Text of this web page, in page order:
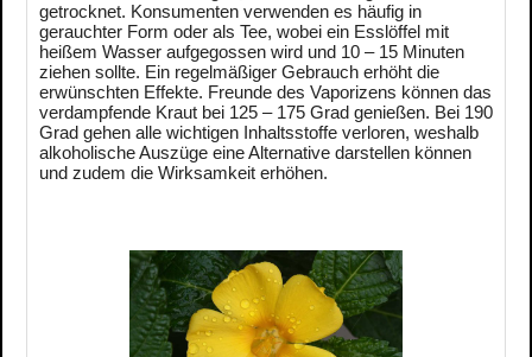
getrocknet. Konsumenten verwenden es häufig in
gerauchter Form oder als Tee, wobei ein Esslöffel mit
heißem Wasser aufgegossen wird und 10 – 15 Minuten
ziehen sollte. Ein regelmäßiger Gebrauch erhöht die
erwünschten Effekte. Freunde des Vaporizens können das
verdampfende Kraut bei 125 – 175 Grad genießen. Bei 190
Grad gehen alle wichtigen Inhaltsstoffe verloren, weshalb
alkoholische Auszüge eine Alternative darstellen können
und zudem die Wirksamkeit erhöhen.